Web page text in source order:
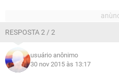
RESPOSTA 2 / 2
usuário anônimo
30 nov 2015 às 13:17